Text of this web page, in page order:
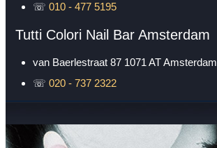
☏010 - 477 5195
Tutti Colori Nail Bar Amsterdam
van Baerlestraat 87 1071 ATAmsterdam
☏020 - 737 2322